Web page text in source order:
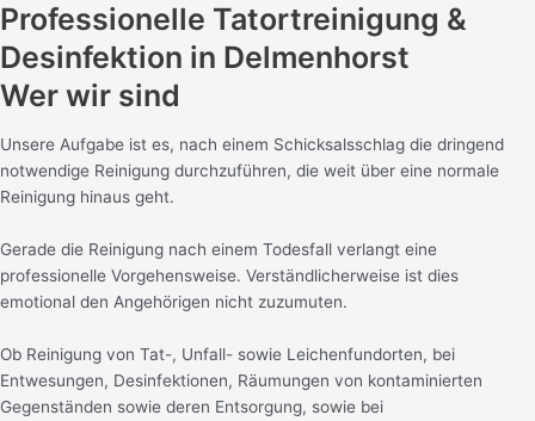
Professionelle Tatortreinigung &
Desinfektion in Delmenhorst
Wer wir sind
Unsere Aufgabe ist es, nach einem Schicksalsschlag die dringend
notwendige Reinigung durchzuführen, die weit über eine normale
Reinigung hinaus geht.
Gerade die Reinigung nach einem Todesfall verlangt eine
professionelle Vorgehensweise. Verständlicherweise ist dies
emotional den Angehörigen nicht zuzumuten.
Ob Reinigung von Tat-, Unfall- sowie Leichenfundorten, bei
Entwesungen, Desinfektionen, Räumungen von kontaminierten
Gegenständen sowie deren Entsorgung, sowie bei